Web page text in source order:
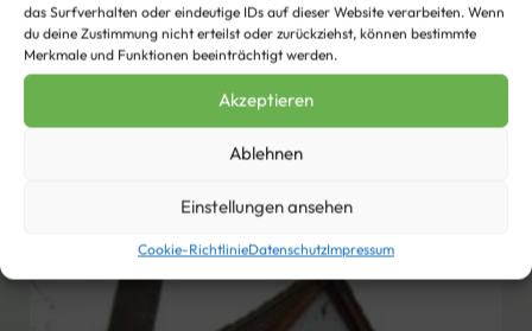
das Surfverhalten oder eindeutige IDs auf dieser Website verarbeiten. Wenn
du deine Zustimmung nicht erteilst oder zurückziehst, können bestimmte
Merkmale und Funktionen beeinträchtigt werden.
Akzeptieren
Ablehnen
Einstellungen ansehen
Cookie-RichtlinieDatenschutzImpressum
Diese Videos aus der Sprachregion
Heinsberger-Kernland-Platt
könnten dir auch gefallen